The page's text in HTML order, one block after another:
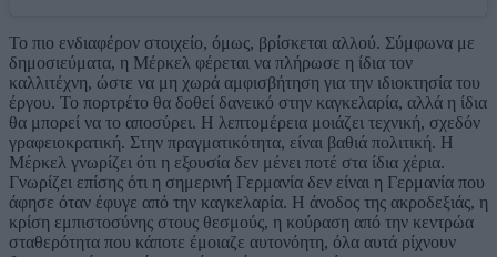
Το πιο ενδιαφέρον στοιχείο, όμως, βρίσκεται αλλού. Σύμφωνα με
δημοσιεύματα, η Μέρκελ φέρεται να πλήρωσε η ίδια τον
καλλιτέχνη, ώστε να μη χωρά αμφισβήτηση για την ιδιοκτησία του
έργου. Το πορτρέτο θα δοθεί δανεικό στην καγκελαρία, αλλά η ίδια
θα μπορεί να το αποσύρει. Η λεπτομέρεια μοιάζει τεχνική, σχεδόν
γραφειοκρατική. Στην πραγματικότητα, είναι βαθιά πολιτική. Η
Μέρκελ γνωρίζει ότι η εξουσία δεν μένει ποτέ στα ίδια χέρια.
Γνωρίζει επίσης ότι η σημερινή Γερμανία δεν είναι η Γερμανία που
άφησε όταν έφυγε από την καγκελαρία. Η άνοδος της ακροδεξιάς, η
κρίση εμπιστοσύνης στους θεσμούς, η κούραση από την κεντρώα
σταθερότητα που κάποτε έμοιαζε αυτονόητη, όλα αυτά ρίχνουν